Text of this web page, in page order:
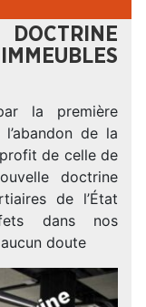
la première
de la
de celle de
doctrine
de l’État
dans nos
doute